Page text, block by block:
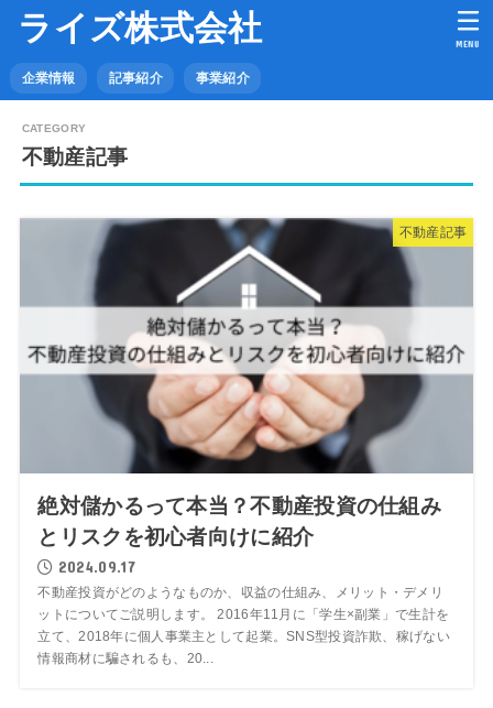
ライズ株式会社
企業情報 記事紹介 事業紹介
MENU
不動産記事
不動産記事
絶対儲かるって本当？不動産投資の仕組み
とリスクを初心者向けに紹介
2024.09.17
不動産投資がどのようなものか、収益の仕組み、メリット・デメリ
ットについてご説明します。 2016年11月に「学生×副業」で生計を
立て、2018年に個人事業主として起業。SNS型投資詐欺、稼げない
情報商材に騙されるも、20...